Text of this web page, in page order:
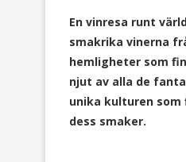
En vinresa runt
smakrika vinerna
hemligheter som
njut av alla de
unika kulturen
dess smaker.